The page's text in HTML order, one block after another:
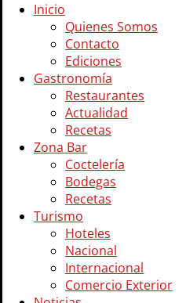
Inicio
Quienes Somos
Contacto
Ediciones
Gastronomía
Restaurantes
Actualidad
Recetas
Zona Bar
Coctelería
Bodegas
Recetas
Turismo
Hoteles
Nacional
Internacional
Comercio Exterior